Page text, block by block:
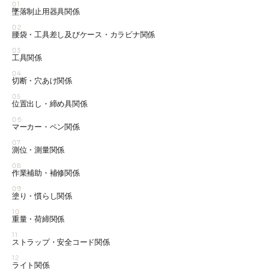
01
墜落制止用器具関係
02
腰袋・工具差し及びケース・カラビナ関係
03
工具関係
04
切断・穴あけ関係
05
位置出し・締め具関係
06
マーカー・ペン関係
07
測位・測量関係
08
作業補助・補修関係
09
塗り・慣らし関係
10
重量・荷締関係
11
ストラップ・安全コード関係
12
ライト関係